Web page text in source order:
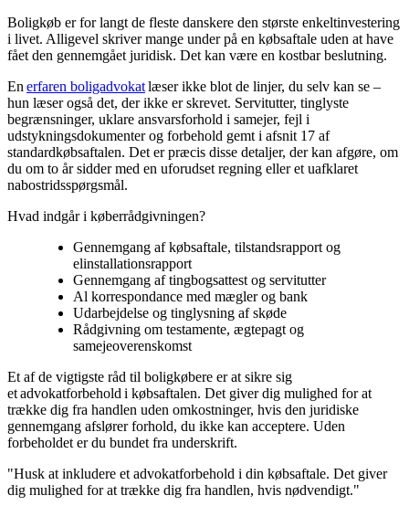
Boligkøb er for langt de fleste danskere den største enkeltinvestering
i livet. Alligevel skriver mange under på en købsaftale uden at have
fået den gennemgået juridisk. Det kan være en kostbar beslutning.
En erfaren boligadvokatlæser ikke blot de linjer, du selv kan se –
hun læser også det, der ikke er skrevet. Servitutter, tinglyste
begrænsninger, uklare ansvarsforhold i samejer, fejl i
udstykningsdokumenter og forbehold gemt i afsnit 17 af
standardkøbsaftalen. Det er præcis disse detaljer, der kan afgøre, om
du om to år sidder med en uforudset regning eller et uafklaret
nabostridsspørgsmål.
Hvad indgår i køberrådgivningen?
Gennemgang af købsaftale, tilstandsrapport og
elinstallationsrapport
Gennemgang af tingbogsattest og servitutter
Al korrespondance med mægler og bank
Udarbejdelse og tinglysning af skøde
Rådgivning om testamente, ægtepagt og
samejeoverenskomst
Et af de vigtigste råd til boligkøbere er at sikre sig
et advokatforbehold i købsaftalen. Det giver dig mulighed for at
trække dig fra handlen uden omkostninger, hvis den juridiske
gennemgang afslører forhold, du ikke kan acceptere. Uden
forbeholdet er du bundet fra underskrift.
"Husk at inkludere et advokatforbehold i din købsaftale. Det giver
dig mulighed for at trække dig fra handlen, hvis nødvendigt."